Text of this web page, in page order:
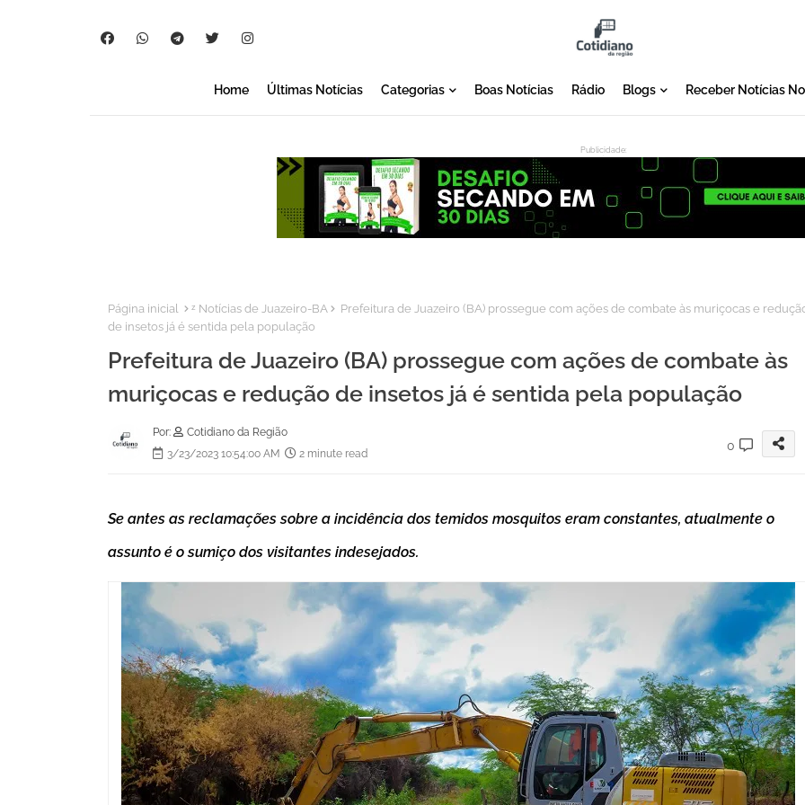
Home Últimas Notícias Categorias Boas Notícias Rádio Blogs Receber Notícias
Publicidade:
:
Página inicial ᶻ Notícias de Juazeiro-BA
Prefeitura de Juazeiro (BA) prossegue com ações de combate às muriçocas e
de insetos já é sentida pela população
Prefeitura de Juazeiro (BA) prossegue com ações de combate às
muriçocas e redução de insetos já é sentida pela população
Por:
Cotidiano da Região
3/23/2023 10:54:00 AM
2 minute read
0
Se antes as reclamações sobre a incidência dos temidos mosquitos eram constantes, atualmente o
assunto é o sumiço dos visitantes indesejados.